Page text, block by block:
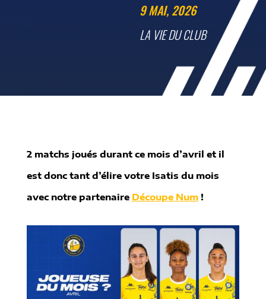
9 MAI, 2026
LA VIE DU CLUB
2 matchs joués durant ce mois d’avril et il
est donc tant d’élire votre Isatis du mois
avec notre partenaire Découpe Num!